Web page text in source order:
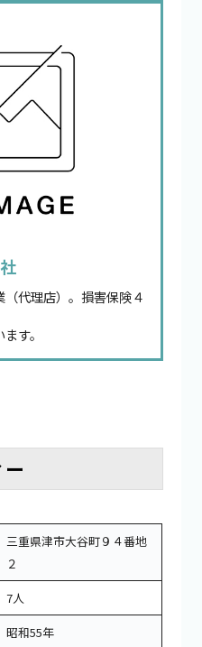
代理店）。損害保険４
す。
三重県津市大谷町９４番地
２
7人
昭和55年